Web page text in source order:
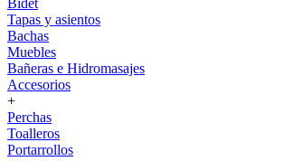
Bidet
Tapas y asientos
Bachas
Muebles
Bañeras e Hidromasajes
Accesorios
+
Perchas
Toalleros
Portarrollos